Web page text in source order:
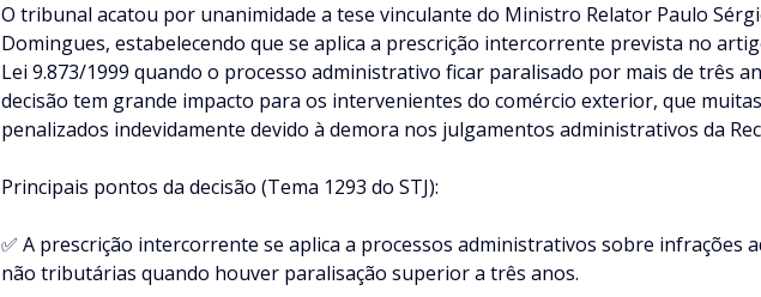
O tribunal acatou por unanimidade a tese vinculante do Ministro Relator Paulo
Domingues, estabelecendo que se aplica a prescrição intercorrente prevista no
Lei 9.873/1999 quando o processo administrativo ficar paralisado por mais de três
decisão tem grande impacto para os intervenientes do comércio exterior, que
penalizados indevidamente devido à demora nos julgamentos administrativos da
Principais pontos da decisão (Tema 1293 do STJ):
✅ A prescrição intercorrente se aplica a processos administrativos sobre infrações
não tributárias quando houver paralisação superior a três anos.